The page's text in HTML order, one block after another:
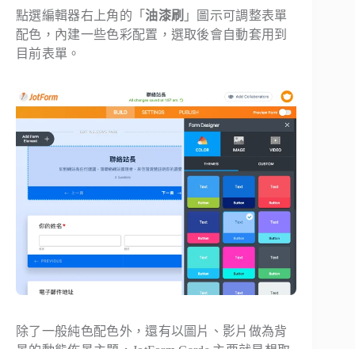
點選編輯器右上角的「油漆刷 」圖示可調整表單
配色，內建一些色彩配置，選取後會自動套用到
目前表單。
除了一般純色配色外，還有以圖片、影片做為背